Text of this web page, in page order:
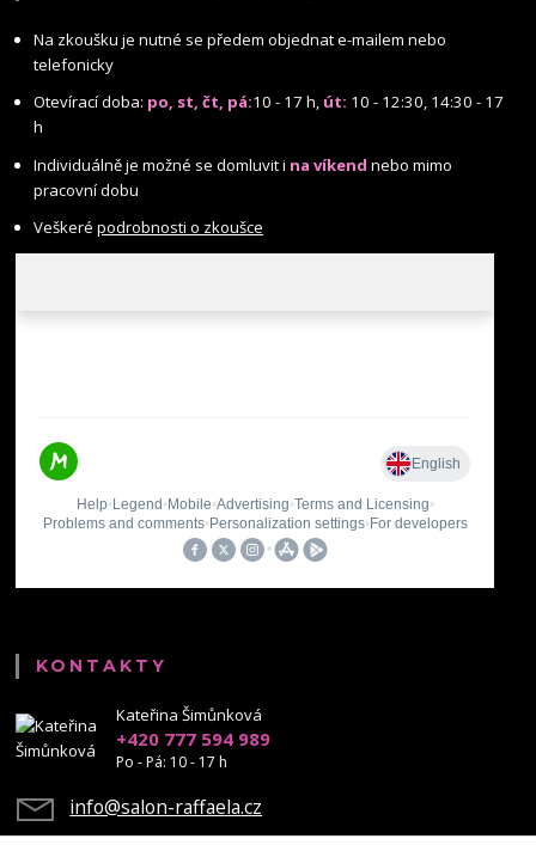
Na zkoušku je nutné se předem objednat e-mailem nebo
telefonicky
Otevírací doba: po, st, čt, pá:10 - 17 h, út: 10 - 12:30, 14:30 - 17
h
Individuálně je možné se domluvit i na víkend nebo mimo
pracovní dobu
Veškerépodrobnosti o zkoušce
KONTAKTY
Kateřina Šimůnková
+420 777 594 989
Po - Pá: 10 - 17 h
info@salon-raffaela.cz